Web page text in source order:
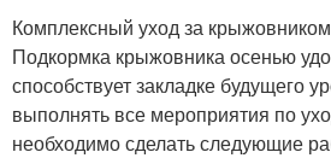
Комплексный уход за
Подкормка крыжовника осенью
способствует закладке будущего
выполнять все мероприятия по
необходимо сделать следующие